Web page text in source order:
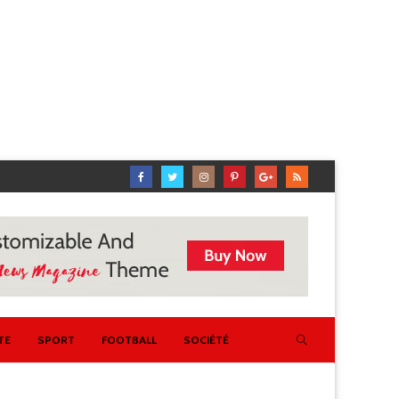
SPORT FOOTBALL SOCIÉTÉ